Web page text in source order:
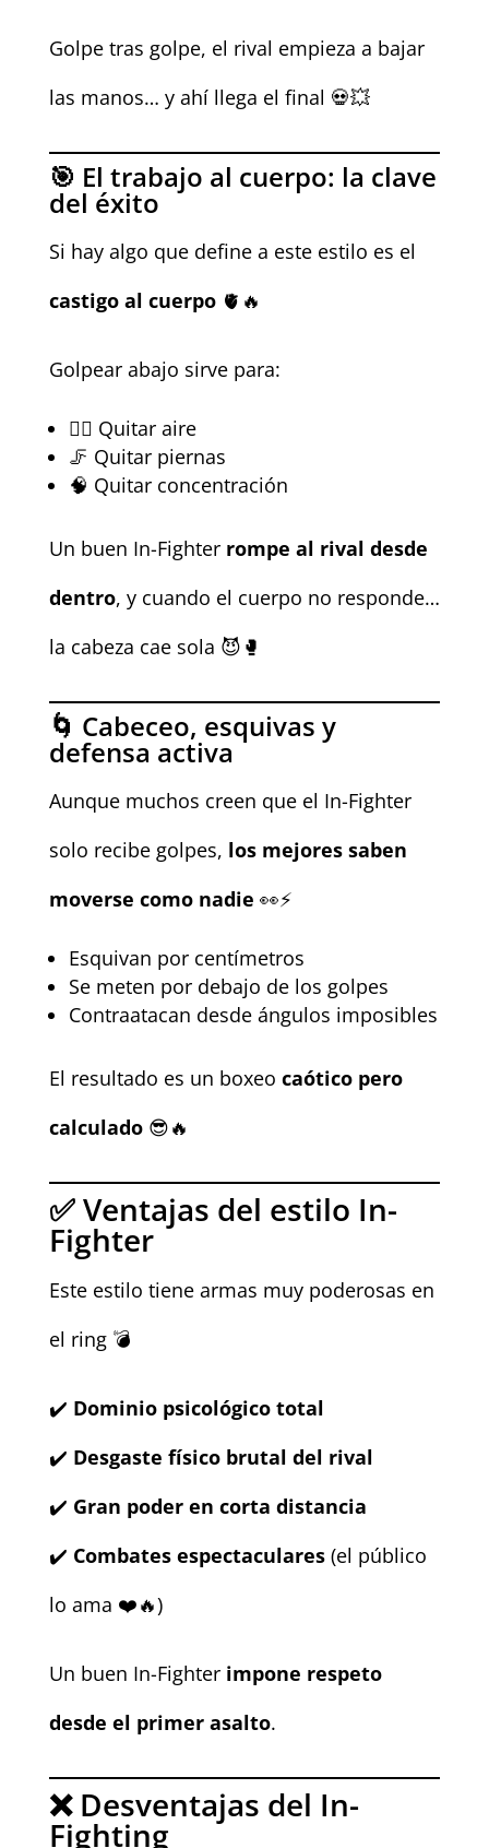
Golpe tras golpe, el rival empieza a bajar
las manos… y ahí llega el final 💀💥
🎯 El trabajo al cuerpo: la clave
del éxito
Si hay algo que define a este estilo es el
castigo al cuerpo🫀🔥
Golpear abajo sirve para:
😮‍💨 Quitar aire
🦵 Quitar piernas
🧠 Quitar concentración
Un buen In-Fighter rompe al rival desde
dentro, y cuando el cuerpo no responde…
la cabeza cae sola 😈🥊
🌀 Cabeceo, esquivas y
defensa activa
Aunque muchos creen que el In-Fighter
solo recibe golpes, los mejores saben
moverse como nadie 👀⚡
Esquivan por centímetros
Se meten por debajo de los golpes
Contraatacan desde ángulos imposibles
El resultado es un boxeo caótico pero
calculado😎🔥
✅ Ventajas del estilo In-
Fighter
Este estilo tiene armas muy poderosas en
el ring 💣
✔️ Dominio psicológico total
✔️ Desgaste físico brutal del rival
✔️ Gran poder en corta distancia
✔️ Combates espectaculares(el público
lo ama ❤️🔥)
Un buen In-Fighter impone respeto
desde el primer asalto.
❌ Desventajas del In-
Fighting